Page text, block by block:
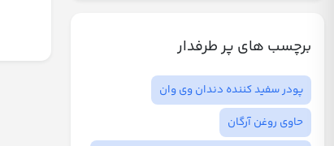
برچسب های پر طرفدار
پودر سفید کننده دندان وی وان
حاوی روغن آرگان